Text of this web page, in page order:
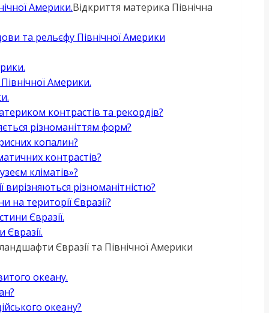
Америки.Відкриття материка Північна
та рельєфу Північної Америки
Америки.
контрастів та рекордів?
різноманіттям форм?
копалин?
контрастів?
кліматів»?
різноманітністю?
на території Євразії?
Євразії.
Євразії.
Євразії та Північної Америки
океану.
океану?